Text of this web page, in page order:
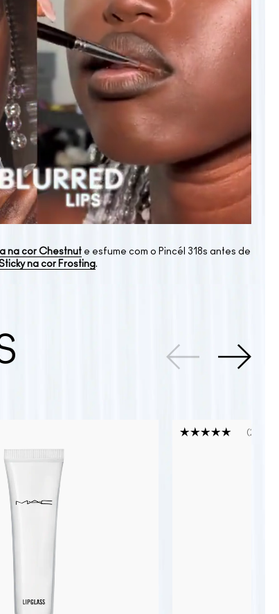
na cor Chestnut e esfume com o Pincél 318s antes de
na cor Frosting.
23